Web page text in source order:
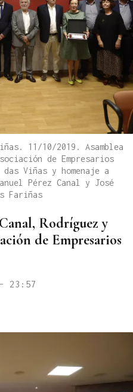
11/10/2019. Asamblea
de Empresarios
Viñas y homenaje a
Pérez Canal y José
Fariñas
Rodríguez y
de Empresarios
23:57